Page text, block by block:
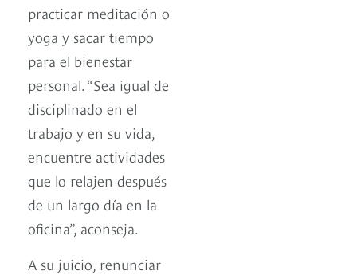
practicar meditación o
yoga y sacar tiempo
para el bienestar
personal. “Sea igual de
disciplinado en el
trabajo y en su vida,
encuentre actividades
que lo relajen después
de un largo día en la
oficina”, aconseja.
A su juicio, renunciar